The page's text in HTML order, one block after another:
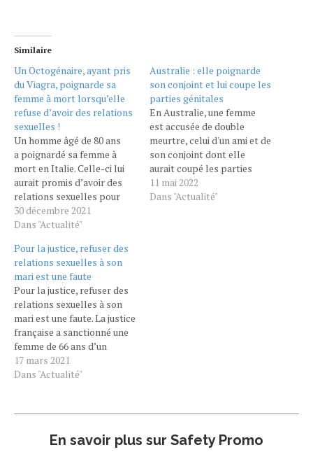
Similaire
Un Octogénaire, ayant pris
du Viagra, poignarde sa
femme à mort lorsqu’elle
refuse d’avoir des relations
sexuelles !
Un homme âgé de 80 ans
a poignardé sa femme à
mort en Italie. Celle-ci lui
aurait promis d’avoir des
relations sexuelles pour
Noël, mais cette dernière
aurait changé d’avis au
avait pris du Viagra. Vito
Cangini a été accusé
d’avoir tué sa femme
Natalia Kyrychok. Selon les
premiers éléments,…
30 décembre 2021
Dans "Actualité"
Australie : elle poignarde
son conjoint et lui coupe les
parties génitales
En Australie, une femme
est accusée de double
meurtre, celui d'un ami et de
son conjoint dont elle
aurait coupé les parties
génitales. À Melbourne,
Jasmine Everleigh aurait tué
11 mai 2022
Dans "Actualité"
Pour la justice, refuser des
relations sexuelles à son
mari est une faute
Pour la justice, refuser des
relations sexuelles à son
mari est une faute. La justice
française a sanctionné une
femme de 66 ans d’un
divorce pour faute en raison
de son refus d’avoir des
ce retour du « devoir
européenne…
17 mars 2021
Dans "Actualité"
En savoir plus sur Safety Promo